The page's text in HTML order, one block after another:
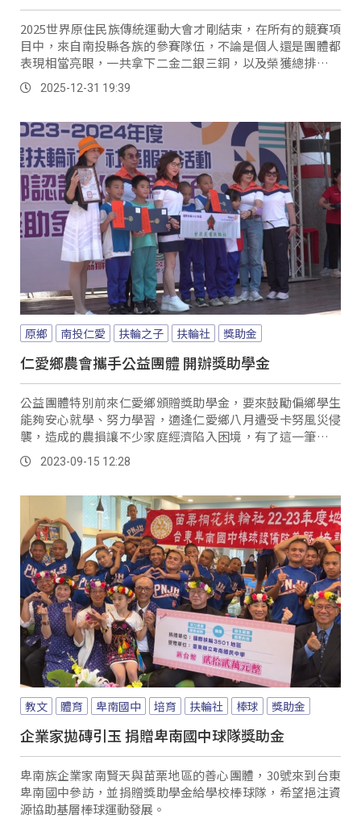
2025世界原住民族傳統運動大會才剛結束，在所有的競賽項
目中，來自南投縣各族的參賽隊伍，不論是個人還是團體都
表現相當亮眼，一共拿下二金二銀三銅，以及榮獲總排行榜
第二名的殊榮；不過這樣的成績並非僥倖，因為身手不凡的
背後，大家都曾有辛勤努力的背景故事。
2025-12-31 19:39
原鄉 南投仁愛 扶輪之子 扶輪社 獎助金
仁愛鄉農會攜手公益團體 開辦獎助學金
公益團體特別前來仁愛鄉頒贈獎助學金，要來鼓勵偏鄉學生
能夠安心就學、努力學習，適逢仁愛鄉八月遭受卡努風災侵
襲，造成的農損讓不少家庭經濟陷入困境，有了這一筆獎助
學金，多少也減輕了學生家庭的經濟負擔。
2023-09-15 12:28
教文 體育 卑南國中 培育 扶輪社 棒球 獎助金
企業家拋磚引玉 捐贈卑南國中球隊獎助金
卑南族企業家南賢天與苗栗地區的善心團體，30號來到台東
卑南國中參訪，並捐贈獎助學金給學校棒球隊，希望挹注資
源協助基層棒球運動發展。